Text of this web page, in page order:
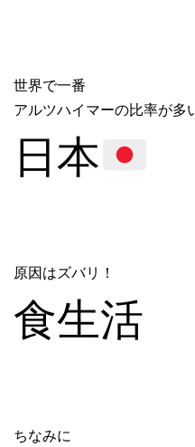
世界で一番
アルツハイマーの比率が多
日本
原因はズバリ！
食生活
ちなみに